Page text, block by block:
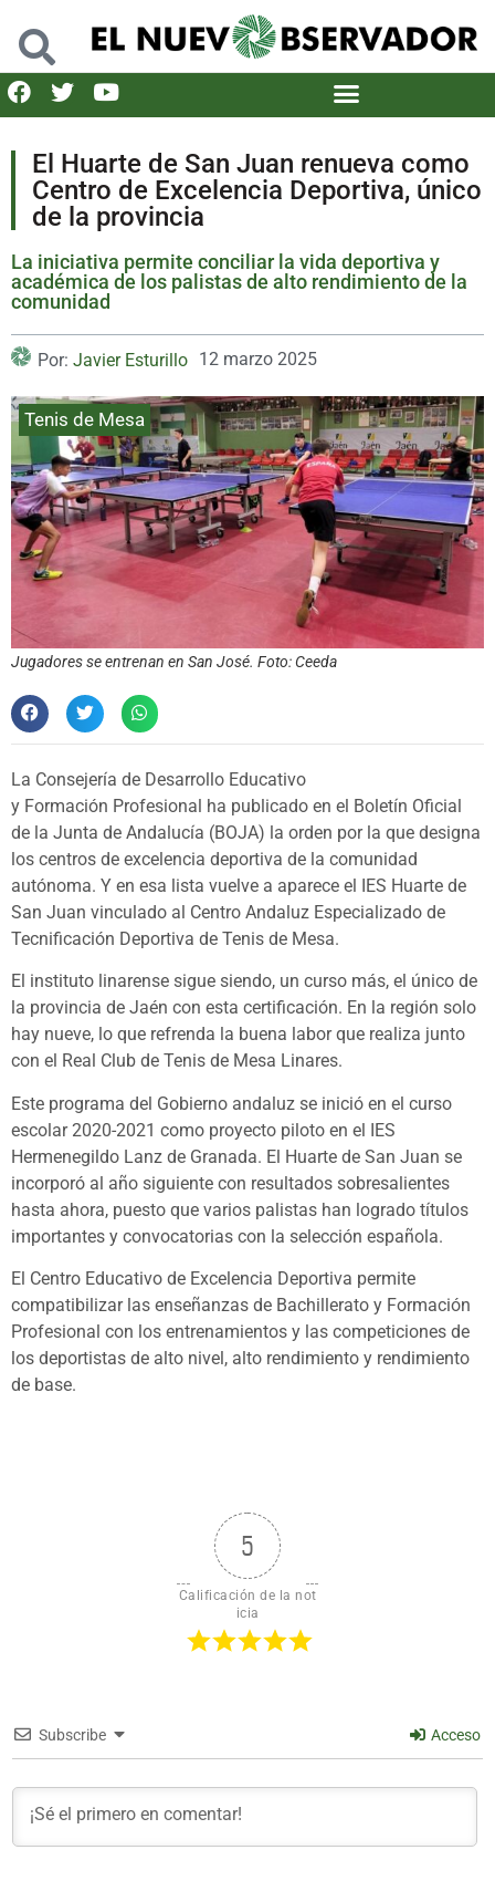
El Huarte de San Juan renueva como
Centro de Excelencia Deportiva, único
de la provincia
La iniciativa permite conciliar la vida deportiva y
académica de los palistas de alto rendimiento de la
comunidad
Por: Javier Esturillo 12 marzo 2025
Tenis de Mesa
Jugadores se entrenan en San José. Foto: Ceeda
La Consejería de Desarrollo Educativo
y Formación Profesional ha publicado en el Boletín Oficial
de la Junta de Andalucía (BOJA) la orden por la que designa
los centros de excelencia deportiva de la comunidad
autónoma. Y en esa lista vuelve a aparece el IES Huarte de
San Juan vinculado al Centro Andaluz Especializado de
Tecnificación Deportiva de Tenis de Mesa.
El instituto linarense sigue siendo, un curso más, el único de
la provincia de Jaén con esta certificación. En la región solo
hay nueve, lo que refrenda la buena labor que realiza junto
con el Real Club de Tenis de Mesa Linares.
Este programa del Gobierno andaluz se inició en el curso
escolar 2020-2021 como proyecto piloto en el IES
Hermenegildo Lanz de Granada. El Huarte de San Juan se
incorporó al año siguiente con resultados sobresalientes
hasta ahora, puesto que varios palistas han logrado títulos
importantes y convocatorias con la selección española.
El Centro Educativo de Excelencia Deportiva permite
compatibilizar las enseñanzas de Bachillerato y Formación
Profesional con los entrenamientos y las competiciones de
los deportistas de alto nivel, alto rendimiento y rendimiento
de base.
5
Calificación de la not
icia
Subscribe Acceso